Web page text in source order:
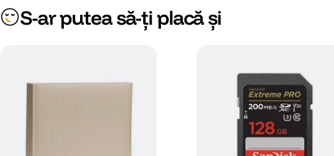
S-ar putea să-ți placă și